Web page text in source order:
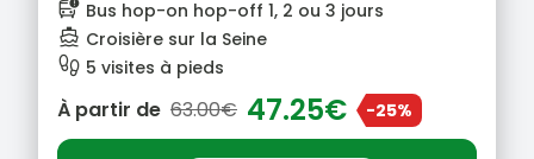
bus_alert Bus hop-on hop-off 1, 2 ou 3 jours
directions_boat Croisière sur la Seine
footprint 5 visites à pieds
À partir de 63.00€ 47.25€ -25%